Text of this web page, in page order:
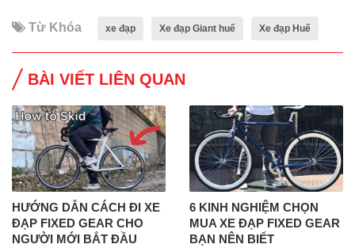
Từ Khóa xe đạp Xe đạp Giant huế Xe đạp Huế
BÀI VIẾT LIÊN QUAN
HƯỚNG DẪN CÁCH ĐI XE
ĐẠP FIXED GEAR CHO
NGƯỜI MỚI BẮT ĐẦU
6 KINH NGHIỆM CHỌN
MUA XE ĐẠP FIXED GEAR
BẠN NÊN BIẾT